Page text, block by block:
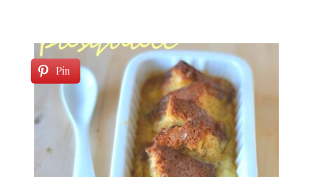
Pin